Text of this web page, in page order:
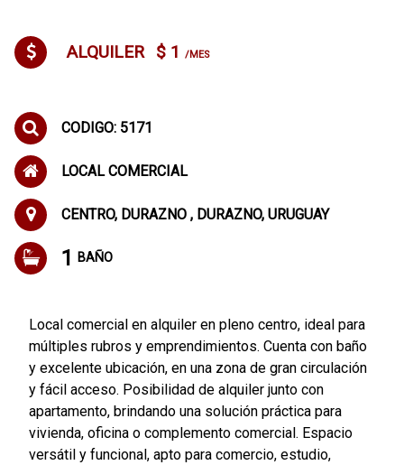
ALQUILER $ 1 /MES
CODIGO: 5171
LOCAL COMERCIAL
CENTRO, DURAZNO , DURAZNO, URUGUAY
1 BAÑO
Local comercial en alquiler en pleno centro, ideal para
múltiples rubros y emprendimientos. Cuenta con baño
y excelente ubicación, en una zona de gran circulación
y fácil acceso. Posibilidad de alquiler junto con
apartamento, brindando una solución práctica para
vivienda, oficina o complemento comercial. Espacio
versátil y funcional, apto para comercio, estudio,